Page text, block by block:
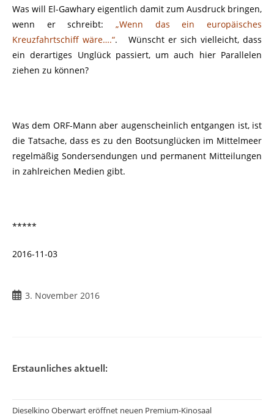
Was will El-Gawhary eigentlich damit zum Ausdruck bringen,
wenn er schreibt: „Wenn das ein europäisches
Kreuzfahrtschiff wäre….“. Wünscht er sich vielleicht, dass
ein derartiges Unglück passiert, um auch hier Parallelen
ziehen zu können?
Was dem ORF-Mann aber augenscheinlich entgangen ist, ist
die Tatsache, dass es zu den Bootsunglücken im Mittelmeer
regelmäßig Sondersendungen und permanent Mitteilungen
in zahlreichen Medien gibt.
*****
2016-11-03
3. November 2016
Erstaunliches aktuell:
Dieselkino Oberwart eröffnet neuen Premium-Kinosaal